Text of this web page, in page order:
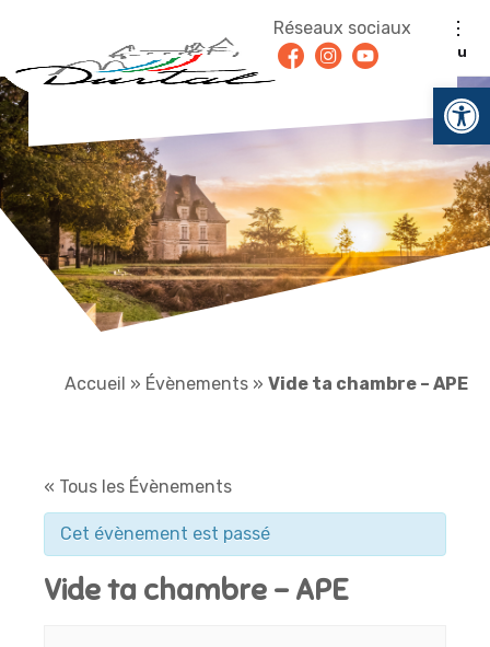
Menu
Réseaux sociaux
FacebookInstagram
Youtube
Accueil » Évènements » Vide ta chambre – APE
« Tous les Évènements
Cet évènement est passé
Vide ta chambre – APE